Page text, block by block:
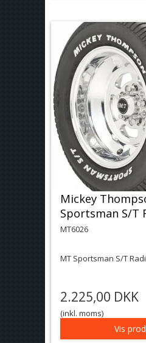
Mickey
Sportsman S/T
MT6026
MT Sportsman S/T
2.225,00 DKK
(inkl. moms)
Vis